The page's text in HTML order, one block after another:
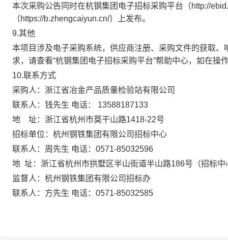
本次采购公告同时在杭钢集团电子招标采购平台（http://
（https://b.zhengcaiyun.cn/）上发布。
9.其他
本项目涉及电子采购系统，供应商注册、采购文件的获取、
求， 请查看“杭钢集团电子招标采购平台”帮助中心，如在操
10.联系方式
采购人： 浙江省冶金产品质量检验站有限公司
联系人： 钱先生 电话：
13588187133
地
址： 浙江省杭州市莫干山路1418-22号
招标单位： 杭州钢铁集团有限公司招标中心
联系人 ： 周先生 电话： 0571-85032596
地 址： 浙江省杭州市拱墅区半山街道半山路186号（招标中
监督人： 杭州钢铁集团有限公司招标办
联系人： 方先生 电话： 0571-85032585